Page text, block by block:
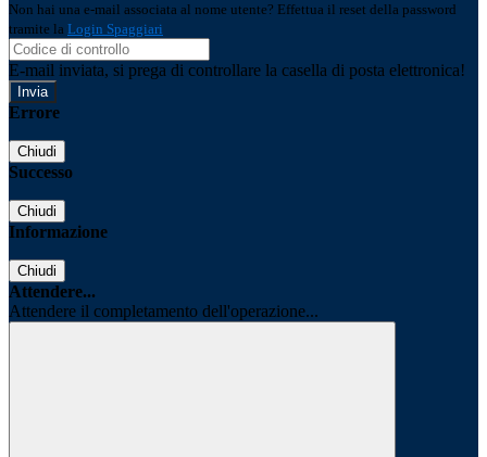
Non hai una e-mail associata al nome utente? Effettua il reset della password
tramite la Login Spaggiari
E-mail inviata, si prega di controllare la casella di posta elettronica!
Errore
Chiudi
Successo
Chiudi
Informazione
Chiudi
Attendere...
Attendere il completamento dell'operazione...